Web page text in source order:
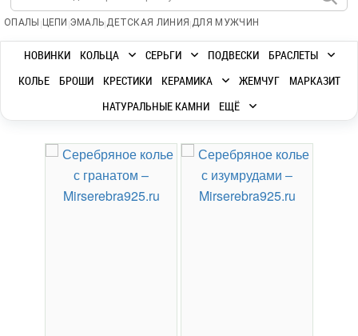
ОПАЛЫ | ЦЕПИ |ЭМАЛЬ|ДЕТСКАЯ ЛИНИЯ |ДЛЯ МУЖЧИН
НОВИНКИ КОЛЬЦА СЕРЬГИ ПОДВЕСКИ
БРАСЛЕТЫ
КОЛЬЕ
БРОШИ КРЕСТИКИ КЕРАМИКА ЖЕМЧУГ
МАРКАЗИТ
НАТУРАЛЬНЫЕ КАМНИ
ЕЩЁ